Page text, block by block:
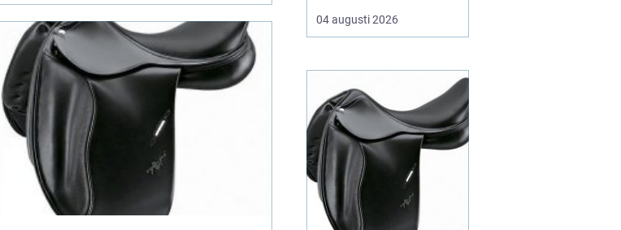
bostadsrättsföreningar
som börjar se
rörsystemet. Många vill
förstå när rören faktiskt
beh...
04 augusti 2026